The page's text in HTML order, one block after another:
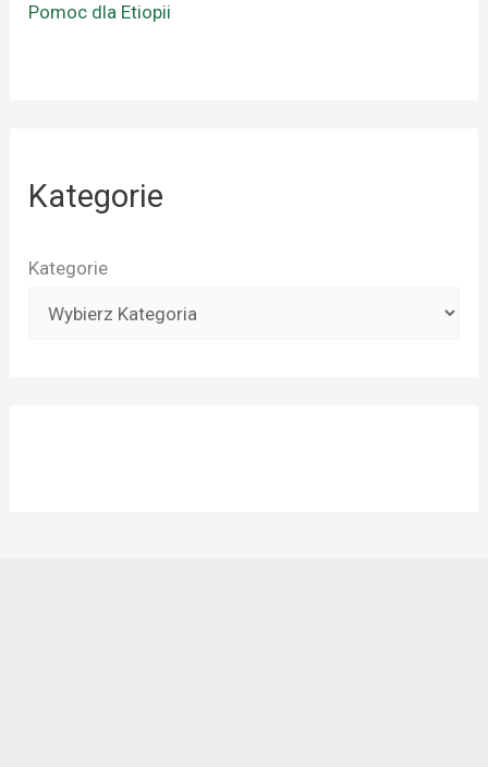
Pomoc dla Etiopii
Kategorie
Kategorie